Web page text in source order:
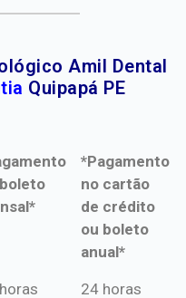
Amil Dental
Quipapá PE
*Pagamento
no cartão
de crédito
ou boleto
anual*
*Pagamento
24 horas